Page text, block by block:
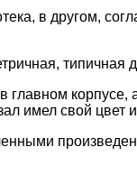
в другом,
типичная
главном
имел свой цвет